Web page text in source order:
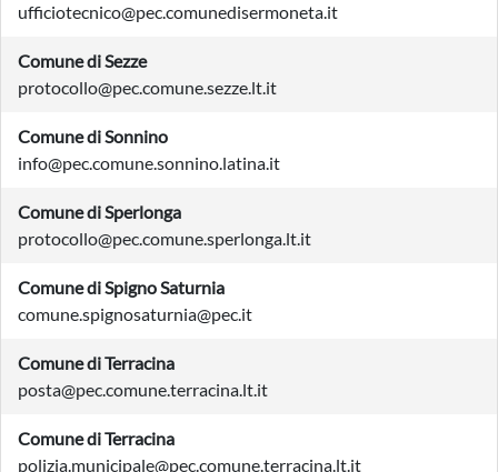
ufficiotecnico@pec.comunedisermoneta.it
Comune di Sezze
protocollo@pec.comune.sezze.lt.it
Comune di Sonnino
info@pec.comune.sonnino.latina.it
Comune di Sperlonga
protocollo@pec.comune.sperlonga.lt.it
Comune di Spigno Saturnia
comune.spignosaturnia@pec.it
Comune di Terracina
posta@pec.comune.terracina.lt.it
Comune di Terracina
polizia.municipale@pec.comune.terracina.lt.it